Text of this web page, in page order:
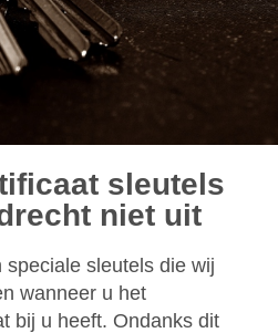
sleutels
niet uit
sleutels die wij
wanneer u het
bij u heeft. Ondanks dit